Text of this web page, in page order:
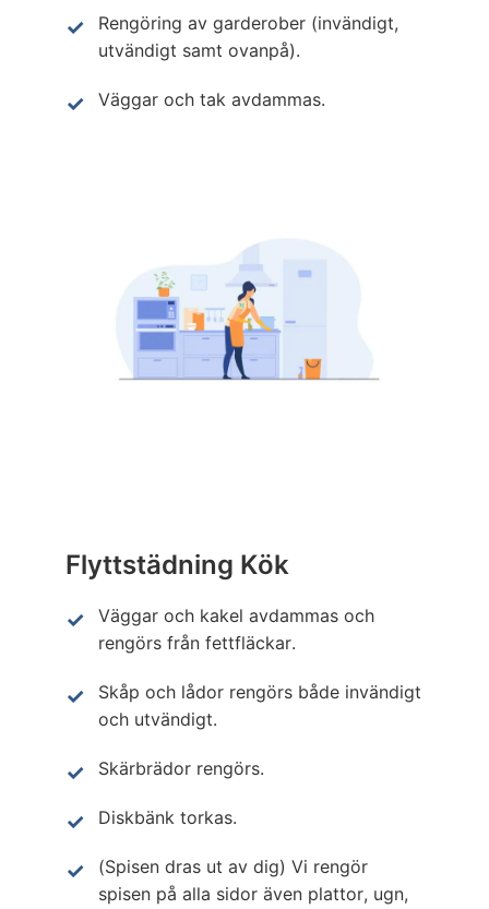
Rengöring av garderober (invändigt,
utvändigt samt ovanpå).
Väggar och tak avdammas.
Flyttstädning Kök
Väggar och kakel avdammas och
rengörs från fettfläckar.
Skåp och lådor rengörs både invändigt
och utvändigt.
Skärbrädor rengörs.
Diskbänk torkas.
(Spisen dras ut av dig) Vi rengör
spisen på alla sidor även plattor, ugn,